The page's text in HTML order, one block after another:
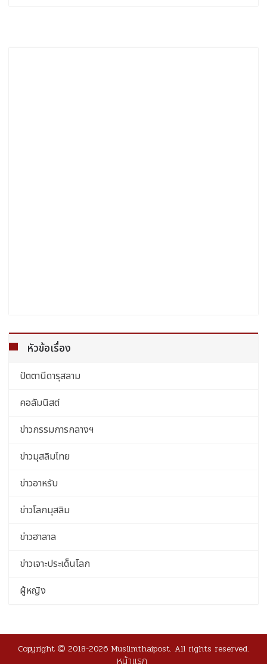
หัวข้อเรื่อง
ปัตตานีดารุสลาม
คอลัมนิสต์
ข่าวกรรมการกลางฯ
ข่าวมุสลิมไทย
ข่าวอาหรับ
ข่าวโลกมุสลิม
ข่าวฮาลาล
ข่าวเจาะประเด็นโลก
ผู้หญิง